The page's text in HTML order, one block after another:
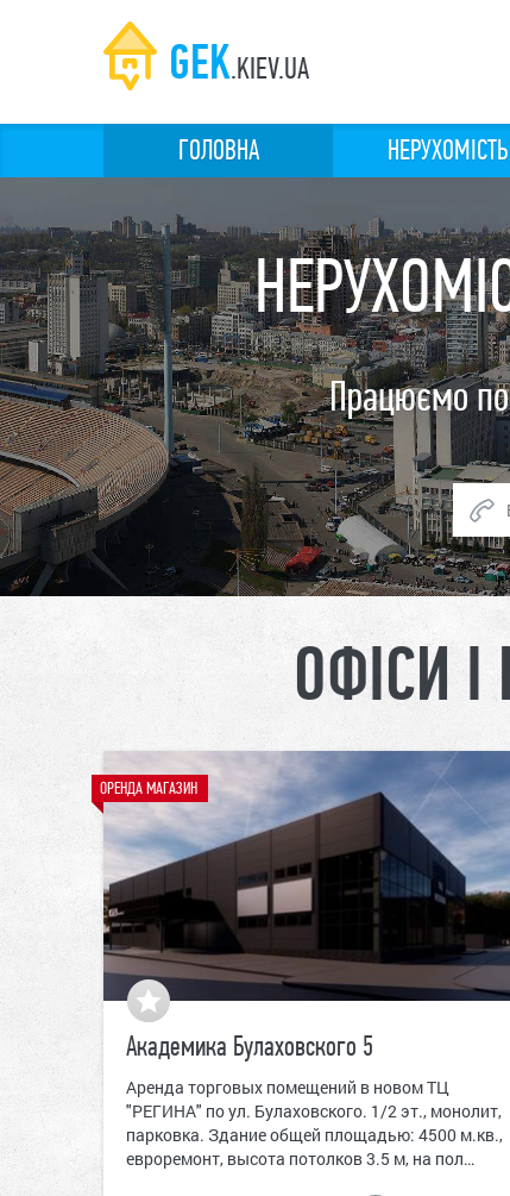
GEK.KIEV.UA
ГОЛОВНА НЕРУХОМІСТЬ
Працюємо по
ОФІСИ
ОРЕНДА МАГАЗИН
Академика Булаховского 5
Аренда торговых помещений в новом ТЦ
"РЕГИНА" по ул. Булаховского. 1/2 эт., монолит,
парковка. Здание общей площадью: 4500 м.кв.,
евроремонт, высота потолков 3.5 м, на пол…